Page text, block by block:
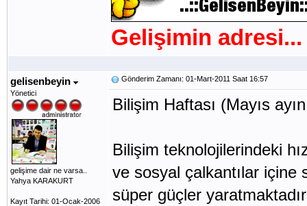
Gelişimin adresi...
gelisenbeyin
Yönetici
gelişime dair ne varsa..
Yahya KARAKURT
Kayıt Tarihi: 01-Ocak-2006
Gönderim Zamanı: 01-Mart-2011 Saat 16:57
Bilişim Haftası (Mayıs
Bilişim teknolojilerindeki
ve sosyal çalkantılar
süper güçler